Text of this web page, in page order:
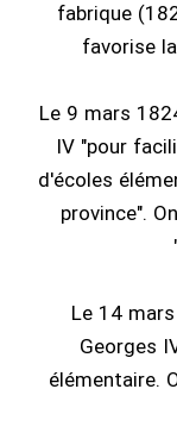
fabrique
favorise
Le 9 mars
IV "pour
d'écoles
province".
Le 14
Georges
élémentaire.